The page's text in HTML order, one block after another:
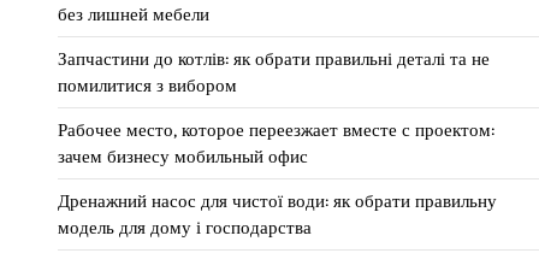
без лишней мебели
Запчастини до котлів: як обрати правильні деталі та не
помилитися з вибором
Рабочее место, которое переезжает вместе с проектом:
зачем бизнесу мобильный офис
Дренажний насос для чистої води: як обрати правильну
модель для дому і господарства